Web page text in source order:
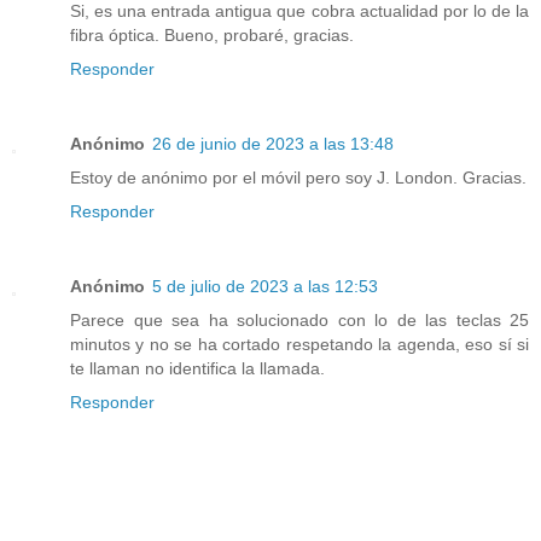
Si, es una entrada antigua que cobra actualidad por lo de la
fibra óptica. Bueno, probaré, gracias.
Responder
Anónimo 26 de junio de 2023 a las 13:48
Estoy de anónimo por el móvil pero soy J. London. Gracias.
Responder
Anónimo 5 de julio de 2023 a las 12:53
Parece que sea ha solucionado con lo de las teclas 25
minutos y no se ha cortado respetando la agenda, eso sí si
te llaman no identifica la llamada.
Responder